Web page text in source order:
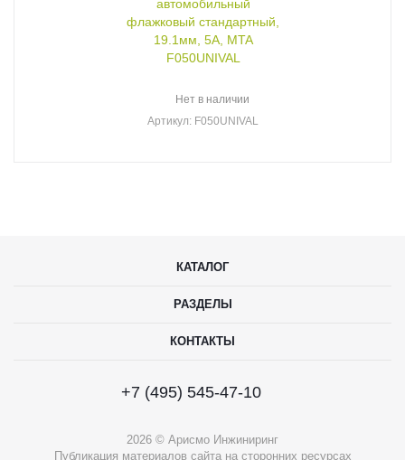
автомобильный
флажковый стандартный,
19.1мм, 5А, MTA
F050UNIVAL
Нет в наличии
Артикул: F050UNIVAL
КАТАЛОГ
РАЗДЕЛЫ
КОНТАКТЫ
+7 (495) 545-47-10
2026 © Арисмо Инжиниринг
Публикация материалов сайта на сторонних ресурсах